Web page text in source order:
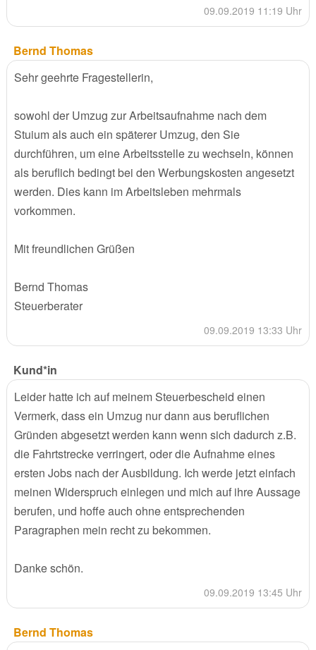
09.09.2019 11:19 Uhr
Bernd Thomas
Sehr geehrte Fragestellerin,
sowohl der Umzug zur Arbeitsaufnahme nach dem
Stuium als auch ein späterer Umzug, den Sie
durchführen, um eine Arbeitsstelle zu wechseln, können
als beruflich bedingt bei den Werbungskosten angesetzt
werden. Dies kann im Arbeitsleben mehrmals
vorkommen.
Mit freundlichen Grüßen
Bernd Thomas
Steuerberater
09.09.2019 13:33 Uhr
Kund*in
Leider hatte ich auf meinem Steuerbescheid einen
Vermerk, dass ein Umzug nur dann aus beruflichen
Gründen abgesetzt werden kann wenn sich dadurch z.B.
die Fahrtstrecke verringert, oder die Aufnahme eines
ersten Jobs nach der Ausbildung. Ich werde jetzt einfach
meinen Widerspruch einlegen und mich auf ihre Aussage
berufen, und hoffe auch ohne entsprechenden
Paragraphen mein recht zu bekommen.
Danke schön.
09.09.2019 13:45 Uhr
Bernd Thomas